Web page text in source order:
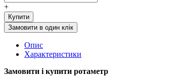
+
Купити
Замовити в один клік
Опис
Характеристики
Замовити і купити ротаметр